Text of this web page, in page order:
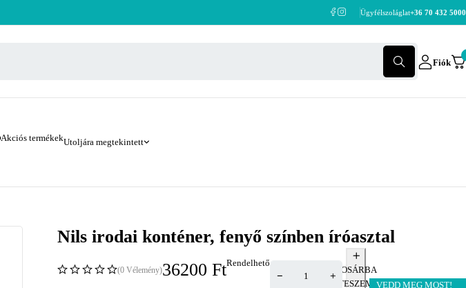
Ügyfélszoláglat+36 70 432 5000
Fiók
Akciós termékekUtoljára megtekintett
Nils irodai konténer, fenyő színben íróasztal
(0 Vélemény)36200 FtRendelhető
KOSÁRBA
TESZEM
VEDD MEG MOST!